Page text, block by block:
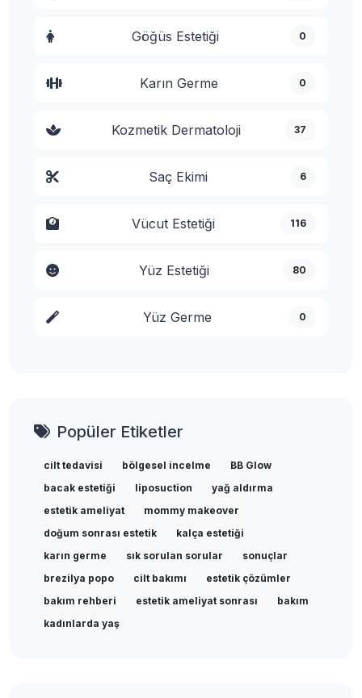
Göğüs Estetiği 0
Karın Germe 0
Kozmetik Dermatoloji 37
Saç Ekimi 6
Vücut Estetiği 116
Yüz Estetiği 80
Yüz Germe 0
Popüler Etiketler
cilt tedavisi bölgesel incelme
BB Glow
bacak estetiği
liposuction
yağ aldırma
estetik ameliyat
mommy makeover
doğum sonrası estetik
kalça estetiği
karın germe
sık sorulan sorular
sonuçlar
brezilya popo
cilt bakımı
estetik çözümler
bakım rehberi
estetik ameliyat sonrası
bakım
kadınlarda yaş